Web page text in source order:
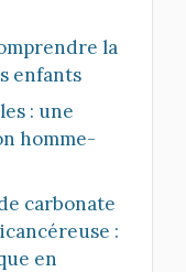
la
enfants
: une
homme-
carbonate
:
en